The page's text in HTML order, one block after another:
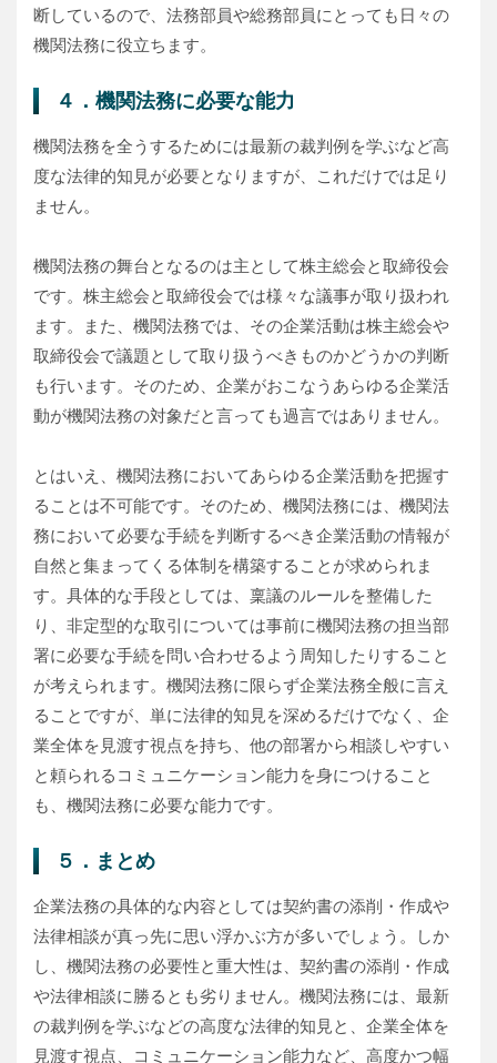
断しているので、法務部員や総務部員にとっても日々の
機関法務に役立ちます。
４．機関法務に必要な能力
機関法務を全うするためには最新の裁判例を学ぶなど高
度な法律的知見が必要となりますが、これだけでは足り
ません。
機関法務の舞台となるのは主として株主総会と取締役会
です。株主総会と取締役会では様々な議事が取り扱われ
ます。また、機関法務では、その企業活動は株主総会や
取締役会で議題として取り扱うべきものかどうかの判断
も行います。そのため、企業がおこなうあらゆる企業活
動が機関法務の対象だと言っても過言ではありません。
とはいえ、機関法務においてあらゆる企業活動を把握す
ることは不可能です。そのため、機関法務には、機関法
務において必要な手続を判断するべき企業活動の情報が
自然と集まってくる体制を構築することが求められま
す。具体的な手段としては、稟議のルールを整備した
り、非定型的な取引については事前に機関法務の担当部
署に必要な手続を問い合わせるよう周知したりすること
が考えられます。機関法務に限らず企業法務全般に言え
ることですが、単に法律的知見を深めるだけでなく、企
業全体を見渡す視点を持ち、他の部署から相談しやすい
と頼られるコミュニケーション能力を身につけること
も、機関法務に必要な能力です。
５．まとめ
企業法務の具体的な内容としては契約書の添削・作成や
法律相談が真っ先に思い浮かぶ方が多いでしょう。しか
し、機関法務の必要性と重大性は、契約書の添削・作成
や法律相談に勝るとも劣りません。機関法務には、最新
の裁判例を学ぶなどの高度な法律的知見と、企業全体を
見渡す視点、コミュニケーション能力など、高度かつ幅